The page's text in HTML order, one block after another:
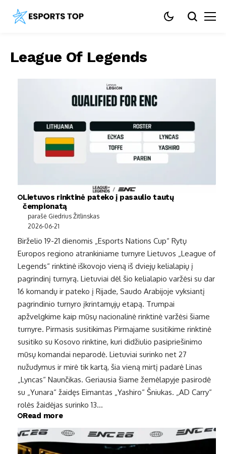
League Of Legends
Lietuvos rinktinė pateko į pasaulio tautų
čempionatą
parašė Giedrius Žitlinskas
2026-06-21
Birželio 19-21 dienomis „Esports Nations Cup“ Rytų
Europos regiono atrankiniame turnyre Lietuvos „League of
Legends“ rinktinė iškovojo vieną iš dviejų kelialapių į
pagrindinį turnyrą. Lietuviai dėl šio kelialapio varžėsi su dar
16 komandų ir pateko į Rijade, Saudo Arabijoje vyksiantį
pagrindinio turnyro įkrintamųjų etapą. Trumpai
apžvelgkime kaip mūsų nacionalinė rinktinė varžėsi šiame
turnyre. Pirmasis susitikimas Pirmajame susitikime rinktinė
susitiko su Kosovo rinktine, kuri didžiulio pasipriešinimo
mūsų komandai neparodė. Lietuviai surinko net 27
nužudymus ir mirė tik kartą, šia vieną mirtį padarė Linas
„Lyncas“ Naunčikas. Geriausia šiame žemėlapyje pasirodė
su „Yunara“ žaidęs Eimantas „Yashiro“ Šniukas. „AD Carry“
rolės žaidėjas surinko 13…
Read more